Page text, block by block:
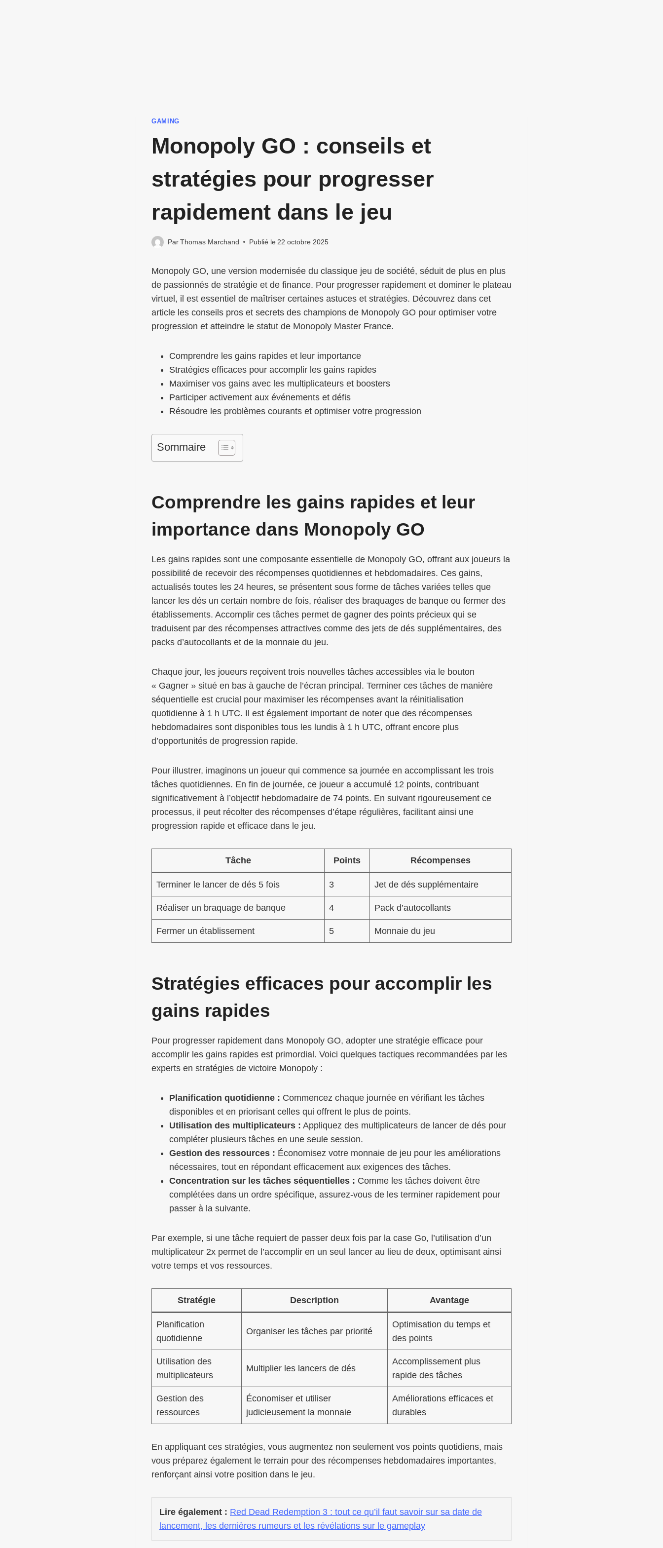
GAMING
Monopoly GO : conseils et
stratégies pour progresser
rapidement dans le jeu
ParThomas Marchand Publié le 22 octobre 2025
Monopoly GO, une version modernisée du classique jeu de société, séduit de plus en plus
de passionnés de stratégie et de finance. Pour progresser rapidement et dominer le plateau
virtuel, il est essentiel de maîtriser certaines astuces et stratégies. Découvrez dans cet
article les conseils pros et secrets des champions de Monopoly GO pour optimiser votre
progression et atteindre le statut de Monopoly Master France.
Comprendre les gains rapides et leur importance
Stratégies efficaces pour accomplir les gains rapides
Maximiser vos gains avec les multiplicateurs et boosters
Participer activement aux événements et défis
Résoudre les problèmes courants et optimiser votre progression
Sommaire
Comprendre les gains rapides et leur
importance dans Monopoly GO
Les gains rapides sont une composante essentielle de Monopoly GO, offrant aux joueurs la
possibilité de recevoir des récompenses quotidiennes et hebdomadaires. Ces gains,
actualisés toutes les 24 heures, se présentent sous forme de tâches variées telles que
lancer les dés un certain nombre de fois, réaliser des braquages de banque ou fermer des
établissements. Accomplir ces tâches permet de gagner des points précieux qui se
traduisent par des récompenses attractives comme des jets de dés supplémentaires, des
packs d’autocollants et de la monnaie du jeu.
Chaque jour, les joueurs reçoivent trois nouvelles tâches accessibles via le bouton
« Gagner » situé en bas à gauche de l’écran principal. Terminer ces tâches de manière
séquentielle est crucial pour maximiser les récompenses avant la réinitialisation
quotidienne à 1 h UTC. Il est également important de noter que des récompenses
hebdomadaires sont disponibles tous les lundis à 1 h UTC, offrant encore plus
d’opportunités de progression rapide.
Pour illustrer, imaginons un joueur qui commence sa journée en accomplissant les trois
tâches quotidiennes. En fin de journée, ce joueur a accumulé 12 points, contribuant
significativement à l’objectif hebdomadaire de 74 points. En suivant rigoureusement ce
processus, il peut récolter des récompenses d’étape régulières, facilitant ainsi une
progression rapide et efficace dans le jeu.
Tâche Points Récompenses
Terminer le lancer de dés 5 fois 3 Jet de dés supplémentaire
Réaliser un braquage de banque 4 Pack d’autocollants
Fermer un établissement 5 Monnaie du jeu
Stratégies efficaces pour accomplir les
gains rapides
Pour progresser rapidement dans Monopoly GO, adopter une stratégie efficace pour
accomplir les gains rapides est primordial. Voici quelques tactiques recommandées par les
experts en stratégies de victoire Monopoly :
Planification quotidienne : Commencez chaque journée en vérifiant les tâches
disponibles et en priorisant celles qui offrent le plus de points.
Utilisation des multiplicateurs : Appliquez des multiplicateurs de lancer de dés pour
compléter plusieurs tâches en une seule session.
Gestion des ressources : Économisez votre monnaie de jeu pour les améliorations
nécessaires, tout en répondant efficacement aux exigences des tâches.
Concentration sur les tâches séquentielles : Comme les tâches doivent être
complétées dans un ordre spécifique, assurez-vous de les terminer rapidement pour
passer à la suivante.
Par exemple, si une tâche requiert de passer deux fois par la case Go, l’utilisation d’un
multiplicateur 2x permet de l’accomplir en un seul lancer au lieu de deux, optimisant ainsi
votre temps et vos ressources.
Stratégie Description Avantage
Planification
quotidienne
Organiser les tâches par priorité
Optimisation du temps et
des points
Utilisation des
multiplicateurs
Multiplier les lancers de dés
Accomplissement plus
rapide des tâches
Gestion des
ressources
Économiser et utiliser
judicieusement la monnaie
Améliorations efficaces et
durables
En appliquant ces stratégies, vous augmentez non seulement vos points quotidiens, mais
vous préparez également le terrain pour des récompenses hebdomadaires importantes,
renforçant ainsi votre position dans le jeu.
Lire également : Red Dead Redemption 3 : tout ce qu’il faut savoir sur sa date de
lancement, les dernières rumeurs et les révélations sur le gameplay